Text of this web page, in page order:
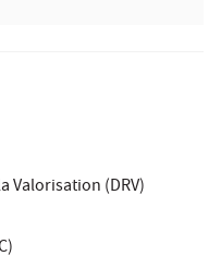
Valorisation (DRV)